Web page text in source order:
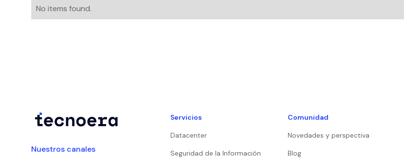
No items found.
Nuestros canales
Servicios
Datacenter
Seguridad de la Información
Comunidad
Novedades y perspectiva
Blog